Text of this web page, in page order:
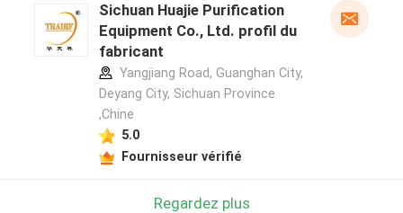
Sichuan Huajie Purification
Equipment Co., Ltd. profil du
fabricant
Yangjiang Road, Guanghan City,
Deyang City, Sichuan Province
,Chine
5.0
Fournisseur vérifié
Regardez plus